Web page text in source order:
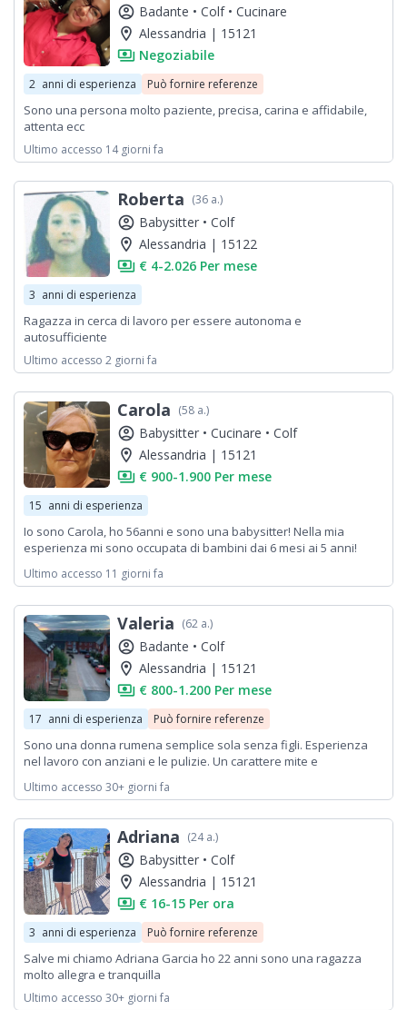
account_circle Badante • Colf • Cucinare
location_on Alessandria | 15121
payments Negoziabile
2 anni di esperienza Può fornire referenze
Sono una persona molto paziente, precisa, carina e affidabile,
attenta ecc
Ultimo accesso 14 giorni fa
Roberta (36 a.)
account_circle Babysitter • Colf
location_on Alessandria | 15122
payments € 4-2.026 Per mese
3 anni di esperienza
Ragazza in cerca di lavoro per essere autonoma e
autosufficiente
Ultimo accesso 2 giorni fa
Carola (58 a.)
account_circle Babysitter • Cucinare • Colf
location_on Alessandria | 15121
payments € 900-1.900 Per mese
15 anni di esperienza
Io sono Carola, ho 56anni e sono una babysitter! Nella mia
esperienza mi sono occupata di bambini dai 6 mesi ai 5 anni!
Ultimo accesso 11 giorni fa
Valeria (62 a.)
account_circle Badante • Colf
location_on Alessandria | 15121
payments € 800-1.200 Per mese
17 anni di esperienza Può fornire referenze
Sono una donna rumena semplice sola senza figli. Esperienza
nel lavoro con anziani e le pulizie. Un carattere mite e
Ultimo accesso 30+ giorni fa
Adriana (24 a.)
account_circle Babysitter • Colf
location_on Alessandria | 15121
payments € 16-15 Per ora
3 anni di esperienza Può fornire referenze
Salve mi chiamo Adriana Garcia ho 22 anni sono una ragazza
molto allegra e tranquilla
Ultimo accesso 30+ giorni fa